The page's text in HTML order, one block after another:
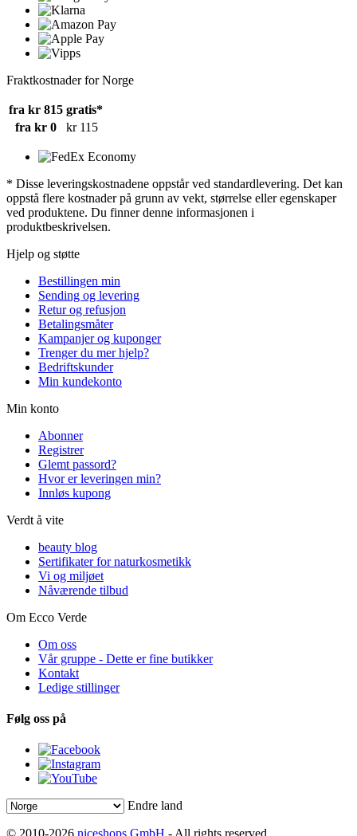
Fraktkostnader for Norge
fra kr 815 gratis*
fra kr 0
kr 115
* Disse leveringskostnadene oppstår ved standardlevering. Det kan
oppstå flere kostnader på grunn av vekt, størrelse eller egenskaper
ved produktene. Du finner denne informasjonen i
produktbeskrivelsen.
Hjelp og støtte
Bestillingen min
Sending og levering
Retur og refusjon
Betalingsmåter
Kampanjer og kuponger
Trenger du mer hjelp?
Bedriftskunder
Min kundekonto
Min konto
Abonner
Registrer
Glemt passord?
Hvor er leveringen min?
Innløs kupong
Verdt å vite
beauty blog
Sertifikater for naturkosmetikk
Vi og miljøet
Nåværende tilbud
Om Ecco Verde
Om oss
Vår gruppe - Dette er fine butikker
Kontakt
Ledige stillinger
Følg oss på
Endre land